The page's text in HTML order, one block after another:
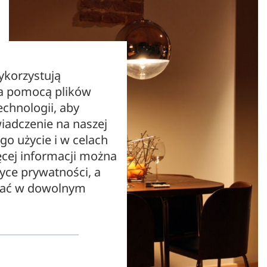
pomocą plików
aby
na naszej
użycie i w celach
informacji można
prywatności, a
w dowolnym